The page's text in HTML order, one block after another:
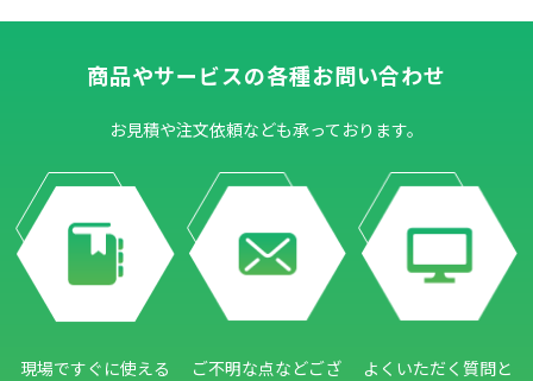
商品やサービスの各種お問い合わせ
お見積や注文依頼なども承っております。
現場ですぐに使える
ご不明な点などござ
よくいただく質問と